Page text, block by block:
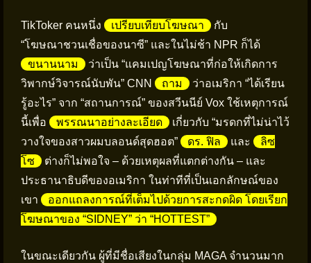
TikToker คนหนึ่ง เปรียบเทียบโฆษณา
กับ
“โฆษณาชวนเชื่อของนาซี” และในไม่ช้า NPR ก็ได้
ขนานนาม
ว่าเป็น “แคมเปญโฆษณาที่ก่อให้เกิดการ
วิพากษ์วิจารณ์นับพัน” CNN
ถาม
ว่าอเมริกา “ได้เรียน
รู้อะไร” จาก “สถานการณ์” ของสวีนนีย์ Vox ใช้เหตุการณ์
นี้เพื่อ
พรรณนาอย่างละเอียด
เกี่ยวกับ “มรดกที่ไม่น่าไว้
วางใจของสาวผมบลอนด์สุดฮอต”
ดร. ฟิล และ
ลิซ
โซ
ต่างก็ไม่พอใจ – ด้วยเหตุผลที่แตกต่างกัน – และ
ประธานาธิบดีของอเมริกา ในท่าทีที่เป็นเอกลักษณ์ของ
เขา
ออกแถลงการณ์ที่เต็มไปด้วยการสะกดผิด โดยเรียก
โฆษณาของ “SIDNEY” ว่า “HOTTEST”
ในขณะเดียวกัน ผู้ที่มีชื่อเสียงในกลุ่ม MAGA จำนวนมาก